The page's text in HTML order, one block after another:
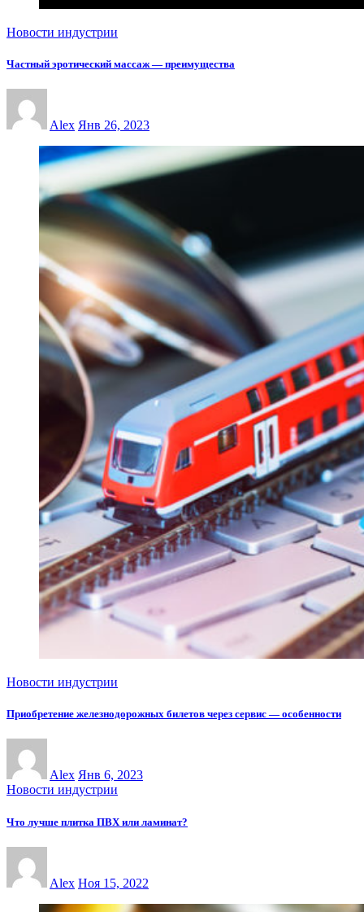
Новости индустрии
Частный эротический массаж — преимущества
Alex Янв 26, 2023
Новости индустрии
Приобретение железнодорожных билетов через сервис — особенности
Alex Янв 6, 2023
Новости индустрии
Что лучше плитка ПВХ или ламинат?
Alex Ноя 15, 2022